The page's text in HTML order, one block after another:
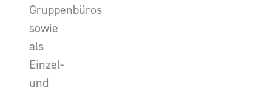
Gruppenbüros
sowie
als
Einzel-
und